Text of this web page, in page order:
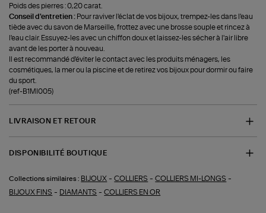
Poids des pierres : 0,20 carat.
Conseil d'entretien : Pour raviver l'éclat de vos bijoux, trempez-les dans l'eau
tiède avec du savon de Marseille, frottez avec une brosse souple et rincez à
l'eau clair. Essuyez-les avec un chiffon doux et laissez-les sécher à l'air libre
avant de les porter à nouveau.
Il est recommandé d'éviter le contact avec les produits ménagers, les
cosmétiques, la mer ou la piscine et de retirez vos bijoux pour dormir ou faire
du sport.
(ref-B1MI005)
LIVRAISON ET RETOUR
DISPONIBILITÉ BOUTIQUE
Collections similaires : BIJOUX -COLLIERS -COLLIERS MI-LONGS -
BIJOUX FINS - DIAMANTS -COLLIERS EN OR